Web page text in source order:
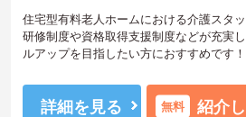
住宅型有料老人ホームにおける介護スタ
研修制度や資格取得支援制度などが充実
ルアップを目指したい方におすすめです！
すのでお気軽にご相談ください。
詳細を見る 無料 紹介